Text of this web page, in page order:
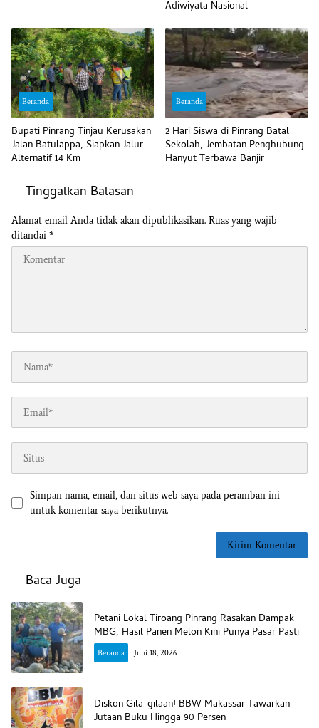
Adiwiyata Nasional
Beranda
Bupati Pinrang Tinjau Kerusakan
Jalan Batulappa, Siapkan Jalur
Alternatif 14 Km
Beranda
2 Hari Siswa di Pinrang Batal
Sekolah, Jembatan Penghubung
Hanyut Terbawa Banjir
Tinggalkan Balasan
Alamat email Anda tidak akan dipublikasikan. Ruas yang wajib
ditandai *
Simpan nama, email, dan situs web saya pada peramban ini
untuk komentar saya berikutnya.
Baca Juga
Petani Lokal Tiroang Pinrang Rasakan Dampak
MBG, Hasil Panen Melon Kini Punya Pasar Pasti
Beranda Juni 18, 2026
Diskon Gila-gilaan! BBW Makassar Tawarkan
Jutaan Buku Hingga 90 Persen